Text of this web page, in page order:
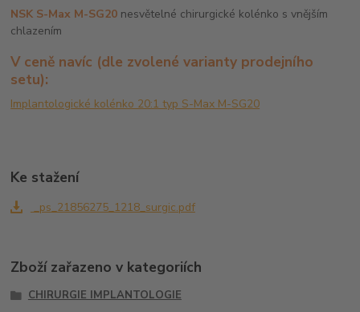
NSK S-Max M-SG20 nesvětelné chirurgické kolénko s vnějším
chlazením
V ceně navíc (dle zvolené varianty prodejního
setu):
Implantologické kolénko 20:1 typ S-Max M-SG20
Ke stažení
_ps_21856275_1218_surgic.pdf
Zboží zařazeno v kategoriích
CHIRURGIE IMPLANTOLOGIE